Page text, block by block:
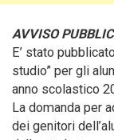
AVVISO
E’ stato
studio” per gli
anno scolastico
La domanda per
dei genitori